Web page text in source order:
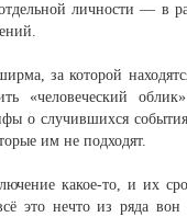
личности — в
за которой
«человеческий
о случившихся
им не подходят.
какое-то, и их
это нечто из ряда